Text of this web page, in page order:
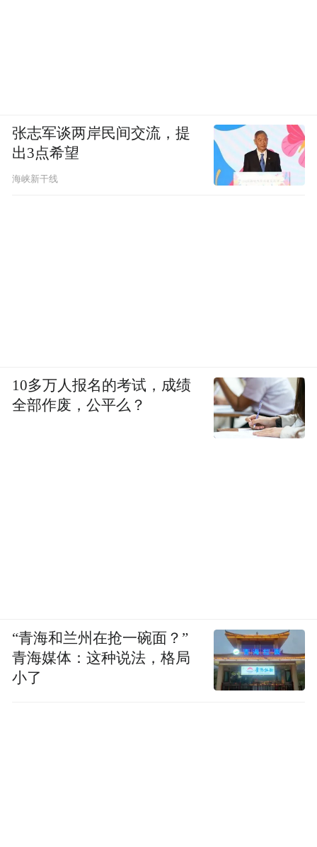
张志军谈两岸民间交流，提
出3点希望
海峡新干线
10多万人报名的考试，成绩
全部作废，公平么？
“青海和兰州在抢一碗面？”
青海媒体：这种说法，格局
小了